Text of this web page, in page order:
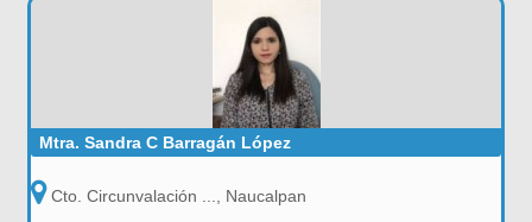
Mtra. Sandra C Barragán López
Cto. Circunvalación ..., Naucalpan